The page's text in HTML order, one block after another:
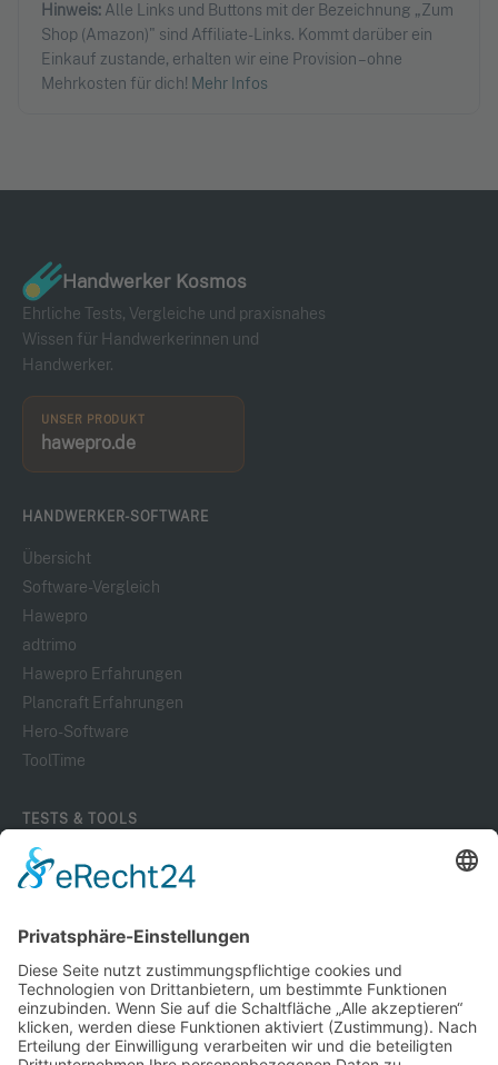
Hinweis: Alle Links und Buttons mit der Bezeichnung „Zum
Shop (Amazon)" sind Affiliate-Links. Kommt darüber ein
Einkauf zustande, erhalten wir eine Provision – ohne
Mehrkosten für dich! Mehr Infos
Handwerker Kosmos
Ehrliche Tests, Vergleiche und praxisnahes
Wissen für Handwerkerinnen und
Handwerker.
UNSER PRODUKT
hawepro.de
HANDWERKER-SOFTWARE
Übersicht
Software-Vergleich
Hawepro
adtrimo
Hawepro Erfahrungen
Plancraft Erfahrungen
Hero-Software
ToolTime
TESTS & TOOLS
Alle Praxistests
Werkzeugkoffer Vergleich
Geschenkideen
Geschenke für Mitarbeiter
Handwerker-Wissen